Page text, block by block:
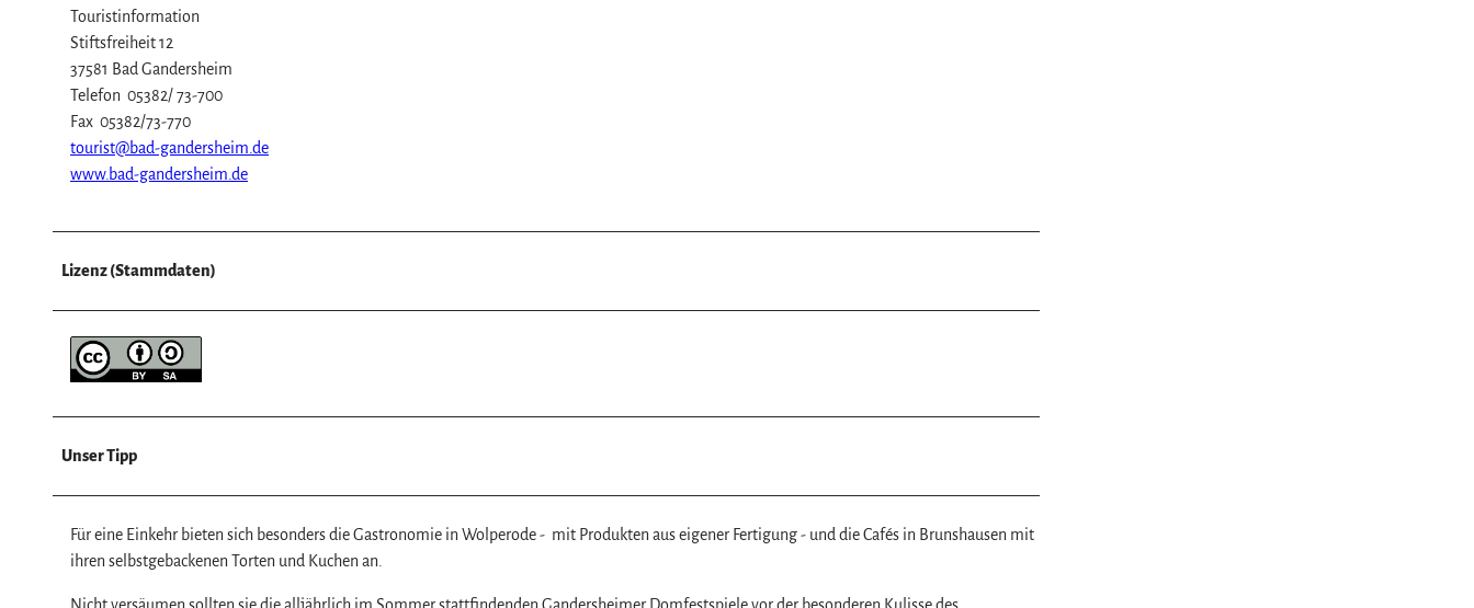
Touristinformation
Stiftsfreiheit 12
37581 Bad Gandersheim
Telefon 05382/ 73-700
Fax 05382/73-770
tourist@bad-gandersheim.de
www.bad-gandersheim.de
Lizenz (Stammdaten)
Unser Tipp
Für eine Einkehr bieten sich besonders die Gastronomie in Wolperode - mit Produkten aus eigener Fertigung - und die Cafés in Brunshausen mit
ihren selbstgebackenen Torten und Kuchen an.
Nicht versäumen sollten sie die alljährlich im Sommer stattfindenden Gandersheimer Domfestspiele vor der besonderen Kulisse des